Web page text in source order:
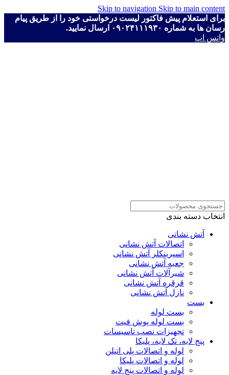
Skip to navigation Skip to main content
برای استعلام پیش فاکتور لیست درخواستی خود را از طریق پیام
رسان ها به شماره ۰۹۰۲۴۱۱۱۹۳۰ ارسال نمایید.
واتس اپ
انتخاب دسته بندی
آتش نشانی
اتصالات آتش نشانی
اسپرینکلر آتش نشانی
جعبه آتش نشانی
شیرآلات آتش نشانی
قرقره آتش نشانی
نازل آتش نشانی
بست
بست لوله
بست لوله پوش فیت
تجهیزات نصب تاسیسات
پنج لایه، تک لایه، پلیکا
لوله و اتصالات پلی اتیلن
لوله و اتصالات پلیکا
لوله و اتصالات پنج لایه